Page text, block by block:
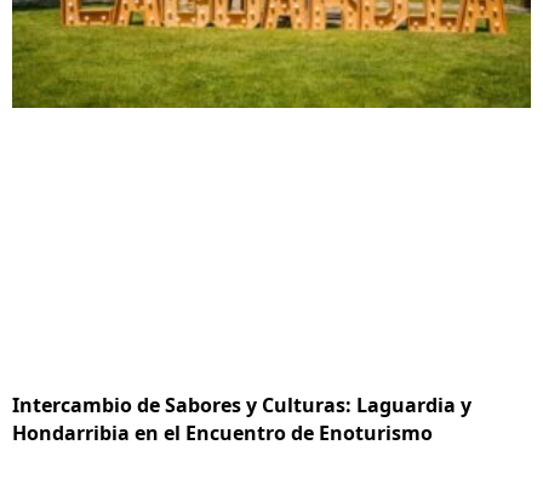
Intercambio de Sabores y Culturas: Laguardia y
Hondarribia en el Encuentro de Enoturismo